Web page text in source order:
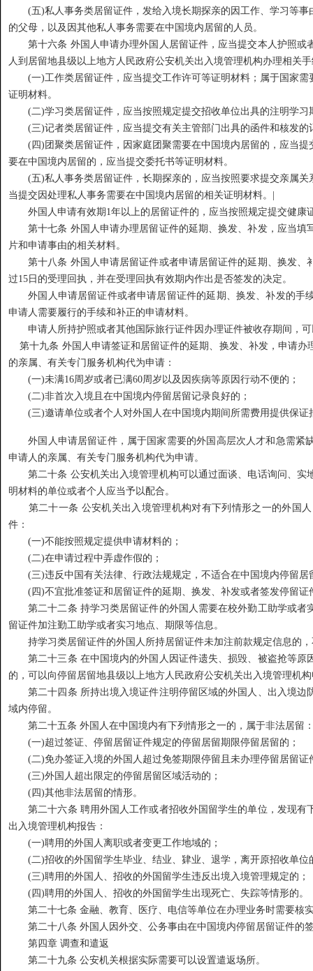
(五)私人事务类居留证件，发给入境长期探亲的因工作、学习等事
的父母，以及因其他私人事务需要在中国境内居留的人员。
第十六条 外国人申请办理外国人居留证件，应当提交本人护照或
人到居留地县级以上地方人民政府公安机关出入境管理机构办理相关
(一)工作类居留证件，应当提交工作许可等证明材料；属于国家需
证明材料。
(二)学习类居留证件，应当按照规定提交招收单位出具的注明学习
(三)记者类居留证件，应当提交有关主管部门出具的函件和核发的
(四)团聚类居留证件，因家庭团聚需要在中国境内居留的，应当提
要在中国境内居留的，应当提交委托书等证明材料。
(五)私人事务类居留证件，长期探亲的，应当按照要求提交亲属关
当提交因处理私人事务需要在中国境内居留的相关证明材料。|
外国人申请有效期1年以上的居留证件的，应当按照规定提交健康
第十七条 外国人申请办理居留证件的延期、换发、补发，应当填
片和申请事由的相关材料。
第十八条 外国人申请居留证件或者申请居留证件的延期、换发、
过15日的受理回执，并在受理回执有效期内作出是否签发的决定。
外国人申请居留证件或者申请居留证件的延期、换发、补发的手
申请人需要履行的手续和补正的申请材料。
申请人所持护照或者其他国际旅行证件因办理证件被收存期间，可
第十九条 外国人申请签证和居留证件的延期、换发、补发，申请办
的亲属、有关专门服务机构代为申请：
(一)未满16周岁或者已满60周岁以及因疾病等原因行动不便的；
(二)非首次入境且在中国境内停留居留记录良好的；
(三)邀请单位或者个人对外国人在中国境内期间所需费用提供保证
外国人申请居留证件，属于国家需要的外国高层次人才和急需紧
申请人的亲属、有关专门服务机构代为申请。
第二十条 公安机关出入境管理机构可以通过面谈、电话询问、实
明材料的单位或者个人应当予以配合。
第二十一条 公安机关出入境管理机构对有下列情形之一的外国人
件：
(一)不能按照规定提供申请材料的；
(二)在申请过程中弄虚作假的；
(三)违反中国有关法律、行政法规规定，不适合在中国境内停留居
(四)不宜批准签证和居留证件的延期、换发、补发或者签发停留证
第二十二条 持学习类居留证件的外国人需要在校外勤工助学或者
留证件加注勤工助学或者实习地点、期限等信息。
持学习类居留证件的外国人所持居留证件未加注前款规定信息的，
第二十三条 在中国境内的外国人因证件遗失、损毁、被盗抢等原
的，可以向停留居留地县级以上地方人民政府公安机关出入境管理机
第二十四条 所持出境入境证件注明停留区域的外国人、出入境边
域内停留。
第二十五条 外国人在中国境内有下列情形之一的，属于非法居留
(一)超过签证、停留居留证件规定的停留居留期限停留居留的；
(二)免办签证入境的外国人超过免签期限停留且未办理停留居留证
(三)外国人超出限定的停留居留区域活动的；
(四)其他非法居留的情形。
第二十六条 聘用外国人工作或者招收外国留学生的单位，发现有
出入境管理机构报告：
(一)聘用的外国人离职或者变更工作地域的；
(二)招收的外国留学生毕业、结业、肄业、退学，离开原招收单位
(三)聘用的外国人、招收的外国留学生违反出境入境管理规定的；
(四)聘用的外国人、招收的外国留学生出现死亡、失踪等情形的。
第二十七条 金融、教育、医疗、电信等单位在办理业务时需要核
第二十八条 外国人因外交、公务事由在中国境内停留居留证件的
第四章 调查和遣返
第二十九条 公安机关根据实际需要可以设置遣返场所。